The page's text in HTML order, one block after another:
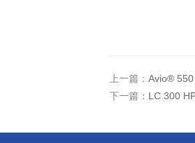
上一篇： Avio® 550
下一篇： LC 300